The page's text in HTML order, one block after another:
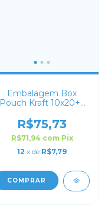
Embalagem Box
Pouch Kraft 10x20+6
R$75,73
R$71,94 com Pix
12 x de R$7,79
COMPRAR